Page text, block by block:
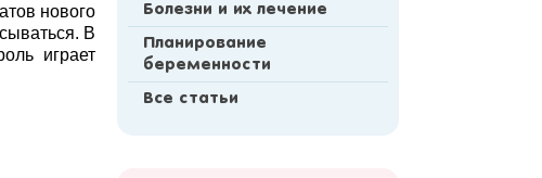
нового
В
играет
Болезни и их лечение
Планирование
беременности
Все статьи